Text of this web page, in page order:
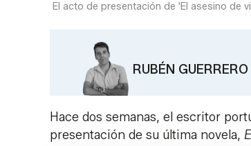
El acto de presentación de 'El asesino de
RUBÉN GUERRERO
Hace dos semanas, el escritor
presentación de su última novela,